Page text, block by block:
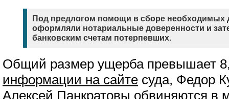
Под предлогом помощи в сборе необходимых
оформляли нотариальные доверенности и
банковским счетам потерпевших.
Общий размер ущерба превышает
информации на сайте суда, Федор
Алексей Панкратовы обвиняются в